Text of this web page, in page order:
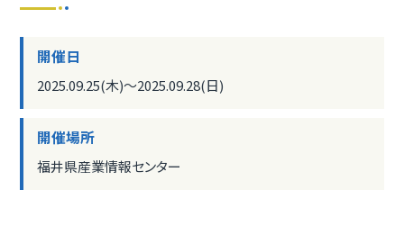
開催日
2025.09.25(木)〜2025.09.28(日)
開催場所
福井県産業情報センター